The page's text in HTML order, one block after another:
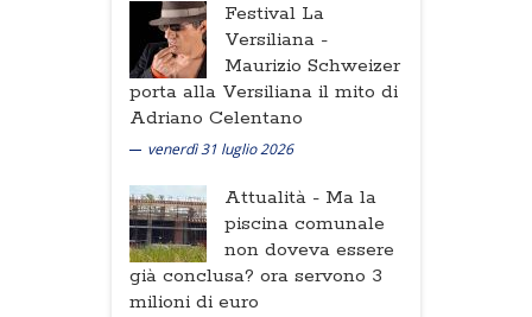
Festival La
Versiliana -
Maurizio Schweizer
porta alla Versiliana il mito di
Adriano Celentano
venerdì 31 luglio 2026
Attualità - Ma la
piscina comunale
non doveva essere
già conclusa? ora servono 3
milioni di euro